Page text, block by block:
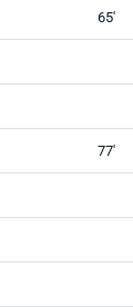
65'
77'